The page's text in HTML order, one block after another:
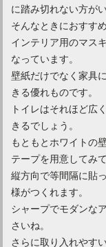
に踏み切れない方が
そんなときにおすす
インテリア用のマス
なっています。
壁紙だけでなく家具
きる優れものです。
トイレはそれほど広
きるでしょう。
もともとホワイトの
テープを用意してみ
縦方向で等間隔に貼
様がつくれます。
シャープでモダンな
さいね。
さらに取り入れやす